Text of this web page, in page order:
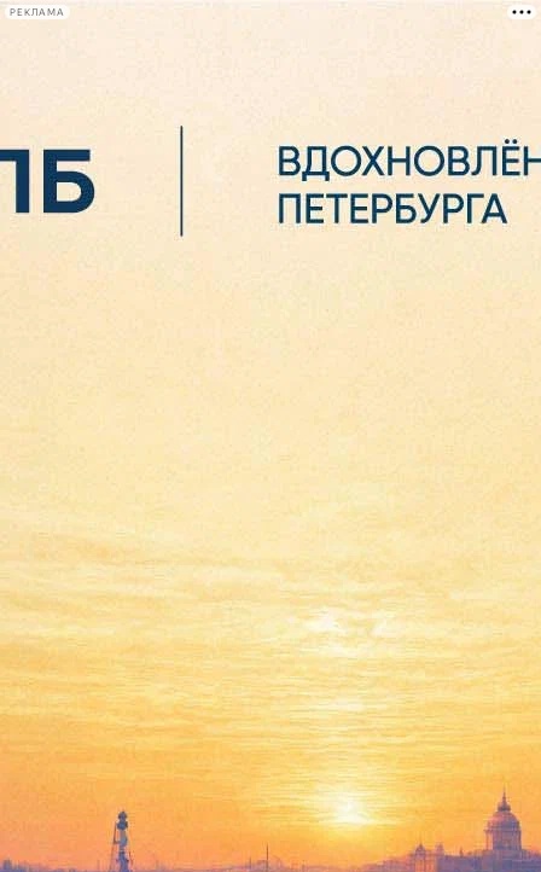
РЕКЛАМА
Сегодня:
"Ленфильм" выступит
дистрибьютором своих
фильмов
31 июля 2015, 14:58 Версия для печати